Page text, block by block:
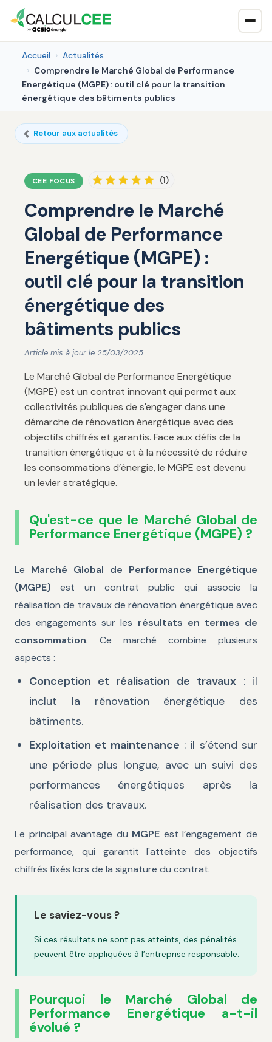
Accueil
Actualités
Comprendre le Marché Global de Performance
Energétique (MGPE) : outil clé pour la transition
énergétique des bâtiments publics
Retour aux actualités
CEE FOCUS (1)
Comprendre le Marché
Global de Performance
Energétique (MGPE) :
outil clé pour la transition
énergétique des
bâtiments publics
Article mis à jour le 25/03/2025
Le Marché Global de Performance Energétique
(MGPE) est un contrat innovant qui permet aux
collectivités publiques de s'engager dans une
démarche de rénovation énergétique avec des
objectifs chiffrés et garantis. Face aux défis de la
transition énergétique et à la nécessité de réduire
les consommations d’énergie, le MGPE est devenu
un levier stratégique.
Qu'est-ce que le Marché Global de
Performance Energétique (MGPE) ?
Le Marché Global de Performance Energétique
(MGPE) est un contrat public qui associe la
réalisation de travaux de rénovation énergétique avec
des engagements sur les résultats en termes de
consommation. Ce marché combine plusieurs
aspects :
Conception et réalisation de travaux : il
inclut la rénovation énergétique des
bâtiments.
Exploitation et maintenance : il s’étend sur
une période plus longue, avec un suivi des
performances énergétiques après la
réalisation des travaux.
Le principal avantage du MGPE est l’engagement de
performance, qui garantit l'atteinte des objectifs
chiffrés fixés lors de la signature du contrat.
Le saviez-vous ?
Si ces résultats ne sont pas atteints, des pénalités
peuvent être appliquées à l’entreprise responsable.
Pourquoi le Marché Global de
Performance Energétique a-t-il
évolué ?